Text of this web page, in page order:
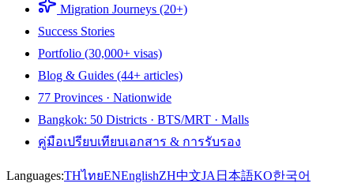
Migration Journeys (20+)
Success Stories
Portfolio (30,000+ visas)
Blog & Guides (44+ articles)
77 Provinces · Nationwide
Bangkok: 50 Districts · BTS/MRT · Malls
คู่มือเปรียบเทียบเอกสาร & การรับรอง
Languages:THไทยENEnglishZH中文JA 日本語KO한국어